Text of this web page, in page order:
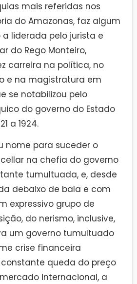
mais referidas nos
do Amazonas, faz algum
liderada pelo jurista e
do Rego Monteiro,
carreira na política, no
e na magistratura em
se notabilizou pelo
do governo do Estado
a 1924.
nome para suceder o
na chefia do governo
tumultuada, e, desde
debaixo de bala e com
expressivo grupo de
do nerismo, inclusive,
um governo tumultuado
crise financeira
queda do preço
internacional, a